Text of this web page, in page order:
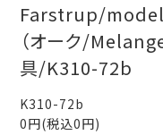
Farstrup/
（オーク/
具/K310-72b
K310-72b
0円(税込0円)